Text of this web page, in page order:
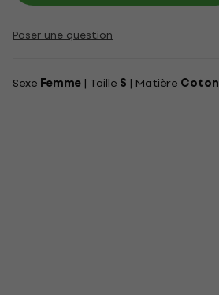
Poser une question
Sexe Femme | Taille S | Matière Coton